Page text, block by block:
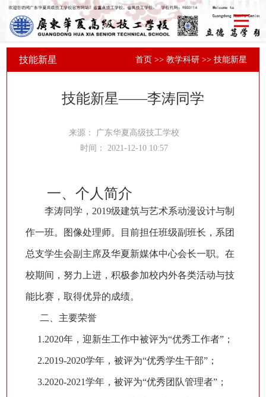
技能新星 首页 >> 教学科研 >> 技能新星
技能新星——李涛同学
来源： 广东华夏高级技工学校
时间： 2021-12-10 10:57
一、个人简介
李涛同学，2019级建筑与艺术系动漫设计与制
作一班。图像处理师。目前担任班级副班长，系团
总支学生会副主席及华夏新媒体中心会长一职。在
校期间，努力上进，积极参加校内外各类活动与技
能比赛，取得优异的成绩。
二、主要荣誉
1.2020年，迎新生工作中被评为“优秀工作者”；
2.2019-2020学年，被评为“优秀学生干部”；
3.2020-2021学年，被评为“优秀团队管理者”；